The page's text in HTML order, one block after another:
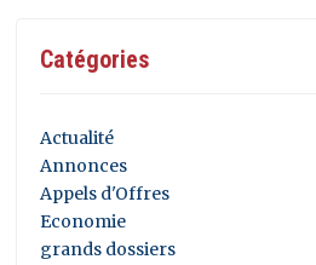
Catégories
Actualité
Annonces
Appels d'Offres
Economie
grands dossiers